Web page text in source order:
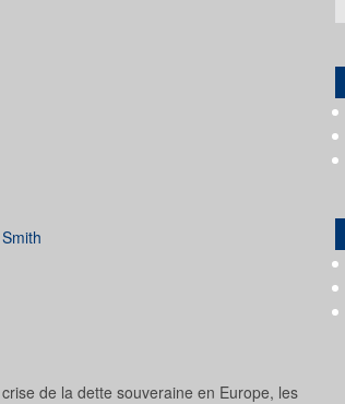
de la dette souveraine en Europe, les